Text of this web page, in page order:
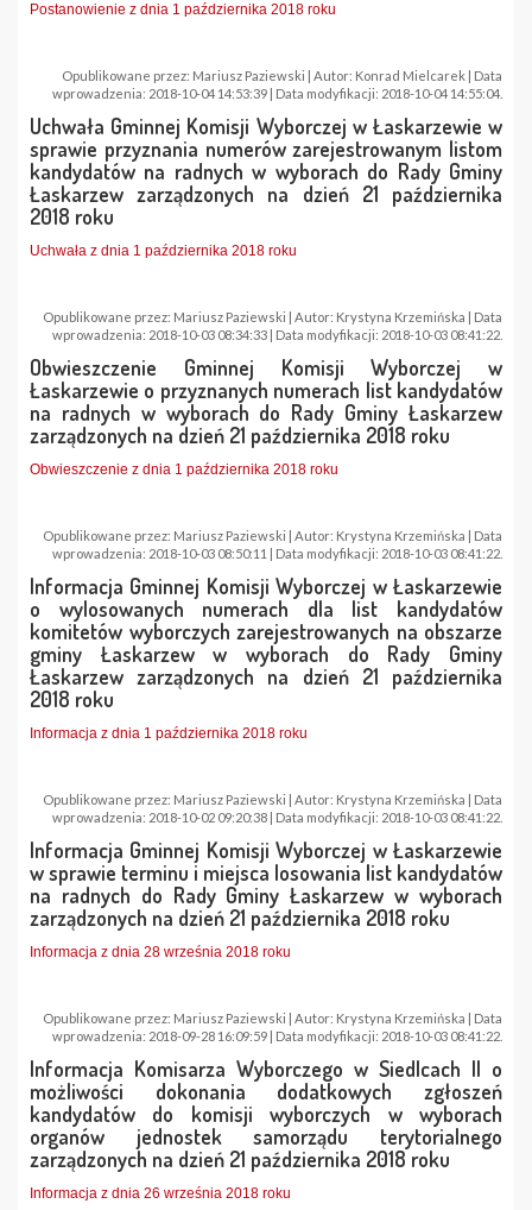
Postanowienie z dnia 1 października 2018 roku
Opublikowane przez: Mariusz Paziewski | Autor: Konrad Mielcarek | Data
wprowadzenia: 2018-10-04 14:53:39 | Data modyfikacji: 2018-10-04 14:55:04.
Uchwała Gminnej Komisji Wyborczej w Łaskarzewie w
sprawie przyznania numerów zarejestrowanym listom
kandydatów na radnych w wyborach do Rady Gminy
Łaskarzew zarządzonych na dzień 21 października
2018 roku
Uchwała z dnia 1 października 2018 roku
Opublikowane przez: Mariusz Paziewski | Autor: Krystyna Krzemińska | Data
wprowadzenia: 2018-10-03 08:34:33 | Data modyfikacji: 2018-10-03 08:41:22.
Obwieszczenie Gminnej Komisji Wyborczej w
Łaskarzewie o przyznanych numerach list kandydatów
na radnych w wyborach do Rady Gminy Łaskarzew
zarządzonych na dzień 21 października 2018 roku
Obwieszczenie z dnia 1 października 2018 roku
Opublikowane przez: Mariusz Paziewski | Autor: Krystyna Krzemińska | Data
wprowadzenia: 2018-10-03 08:50:11 | Data modyfikacji: 2018-10-03 08:41:22.
Informacja Gminnej Komisji Wyborczej w Łaskarzewie
o wylosowanych numerach dla list kandydatów
komitetów wyborczych zarejestrowanych na obszarze
gminy Łaskarzew w wyborach do Rady Gminy
Łaskarzew zarządzonych na dzień 21 października
2018 roku
Informacja z dnia 1 października 2018 roku
Opublikowane przez: Mariusz Paziewski | Autor: Krystyna Krzemińska | Data
wprowadzenia: 2018-10-02 09:20:38 | Data modyfikacji: 2018-10-03 08:41:22.
Informacja Gminnej Komisji Wyborczej w Łaskarzewie
w sprawie terminu i miejsca losowania list kandydatów
na radnych do Rady Gminy Łaskarzew w wyborach
zarządzonych na dzień 21 października 2018 roku
Informacja z dnia 28 września 2018 roku
Opublikowane przez: Mariusz Paziewski | Autor: Krystyna Krzemińska | Data
wprowadzenia: 2018-09-28 16:09:59 | Data modyfikacji: 2018-10-03 08:41:22.
Informacja Komisarza Wyborczego w Siedlcach II o
możliwości dokonania dodatkowych zgłoszeń
kandydatów do komisji wyborczych w wyborach
organów jednostek samorządu terytorialnego
zarządzonych na dzień 21 października 2018 roku
Informacja z dnia 26 września 2018 roku